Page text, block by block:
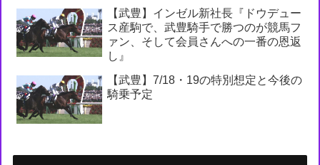
【武豊】インゼル新社長『ドウデュー
ス産駒で、武豊騎手で勝つのが競馬フ
ァン、そして会員さんへの一番の恩返
し』
【武豊】7/18・19の特別想定と今後の
騎乗予定